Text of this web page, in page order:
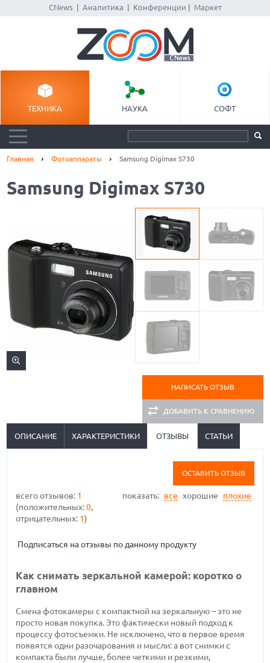
CNews| Аналитика Конференции Маркет
ТЕХНИКА НАУКА СОФТ
Главная Фотоаппараты Samsung Digimax S730
Samsung Digimax S730
НАПИСАТЬ ОТЗЫВ
ДОБАВИТЬ К СРАВНЕНИЮ
ОПИСАНИЕ ХАРАКТЕРИСТИКИ ОТЗЫВЫ СТАТЬИ
ОСТАВИТЬ ОТЗЫВ
показать: все хорошие плохие
всего отзывов: 1
(положительных:0,
отрицательных: 1)
Подписаться на отзывы по данному продукту
Как снимать зеркальной камерой: коротко о
главном
Смена фотокамеры с компактной на зеркальную – это не
просто новая покупка. Это фактически новый подход к
процессу фотосъемки. Не исключено, что в первое время
появятся одни разочарования и мысли: а вот снимки с
компакта были лучше, более четкими и резкими,